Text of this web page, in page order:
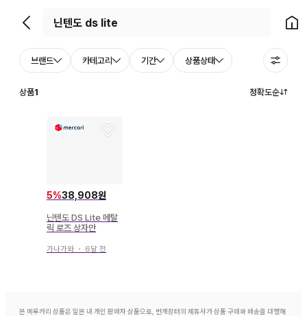
뒤로가기 홈으
브랜드 카테고리 기간 상품상태
상품1 정확도순
5%38,908원
닌텐도 DS Lite 메탈
릭 로즈 상자만
가나가와 ・ 6달 전
본 메루카리 상품은 일본 내 개인 판매자 상품으로, 번개장터의 제휴사가 상품 구매와 배송을 대행해